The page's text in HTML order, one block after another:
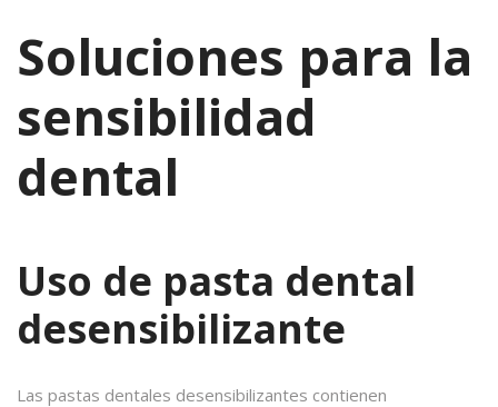
Soluciones para la
sensibilidad
dental
Uso de pasta dental
desensibilizante
Las pastas dentales desensibilizantes contienen